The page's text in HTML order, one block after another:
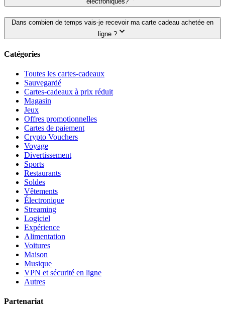
Dans combien de temps vais-je recevoir ma carte cadeau achetée en
ligne ?
Catégories
Toutes les cartes-cadeaux
Sauvegardé
Cartes-cadeaux à prix réduit
Magasin
Jeux
Offres promotionnelles
Cartes de paiement
Crypto Vouchers
Voyage
Divertissement
Sports
Restaurants
Soldes
Vêtements
Électronique
Streaming
Logiciel
Expérience
Alimentation
Voitures
Maison
Musique
VPN et sécurité en ligne
Autres
Partenariat